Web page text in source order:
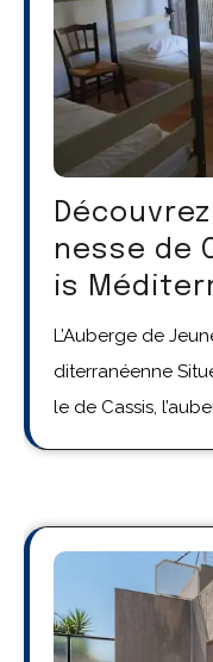
nesse de
is
L’Auberge de
diterranéenne
le de Cassis,